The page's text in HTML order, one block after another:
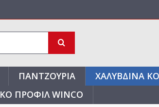
ΠΑΝΤΖΟΎΡΙΑ
ΧΑΛΎΒΔΙΝΑ
ΠΡΟΦΊΛ WINCO